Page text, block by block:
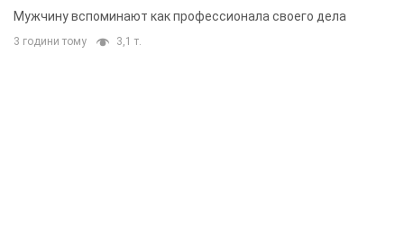
Мужчину вспоминают как профессионала своего дела
3 години тому 3,1 т.